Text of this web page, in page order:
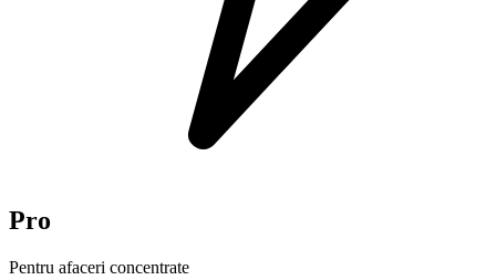
Pro
Pentru afaceri concentrate